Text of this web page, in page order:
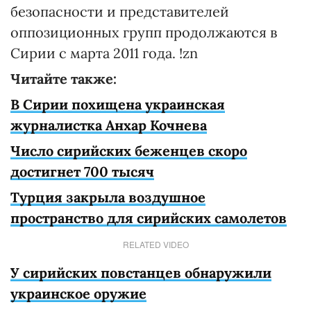
безопасности и представителей
оппозиционных групп продолжаются в
Сирии с марта 2011 года. !zn
Читайте также:
В Сирии похищена украинская
журналистка Анхар Кочнева
Число сирийских беженцев скоро
достигнет 700 тысяч
Турция закрыла воздушное
пространство для сирийских самолетов
RELATED VIDEO
У сирийских повстанцев обнаружили
украинское оружие